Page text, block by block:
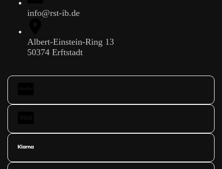
info@rst-ib.de
Albert-Einstein-Ring 13
50374 Erftstadt